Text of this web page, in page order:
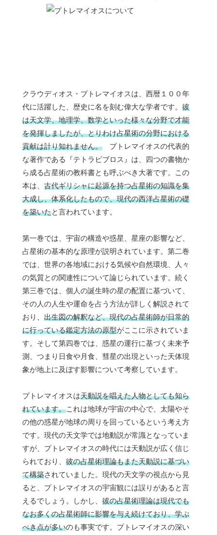
クラウディオス・プトレマイオスは、西暦１００年
代に活躍した、歴史に名を刻む偉大な学者です。 彼
は天文学、地理学、数学といった様々な分野で才能
を発揮しましたが、とりわけ占星術の分野における
貢献は計り知れません。 プトレマイオスの代表的
な著作である『テトラビブロス』は、四つの書物か
ら成る占星術の教科書とも呼ぶべき大著です。この
本は、 古代ギリシャに起源を持つ占星術の知識を集
大成し、体系化したもので、現代の西洋占星術の礎
を築いたと言われています。
第一巻では、宇宙の構造や惑星、星座の影響など、
占星術の基本的な原理が説明されています。第二巻
では、世界の各地域における気候や自然環境、人々
の気質との関連性について論じられています。続く
第三巻では、個人の誕生時の星の配置に基づいて、
その人の人生や運命を占う方法が詳しく解説されて
おり、 出生図の解釈など、現代の占星術師が日常的
に行っている鑑定方法の原型がここに示されていま
す。そして第四巻では、惑星の運行に基づく未来予
測、つまり日食や月食、彗星の出現といった天体現
象が地上に及ぼす影響について考察しています。
プトレマイオスは天動説を唱えた人物としても知ら
れています。これは地球が宇宙の中心で、太陽やそ
の他の惑星が地球の周りを回っているという考え方
です。現代の天文学では地動説が常識となっていま
すが、プトレマイオスの時代には天動説が広く信じ
られており、 彼の占星術理論もまた天動説に基づい
て構築されていました。現代の天文学の視点から見
ると、プトレマイオスの宇宙観には誤りがあると言
えるでしょう。しかし、 彼の占星術理論は現代でも
なお多くの占星術師に影響を与え続けており、学ぶ
べき点が多いのも事実です。プトレマイオスの深い